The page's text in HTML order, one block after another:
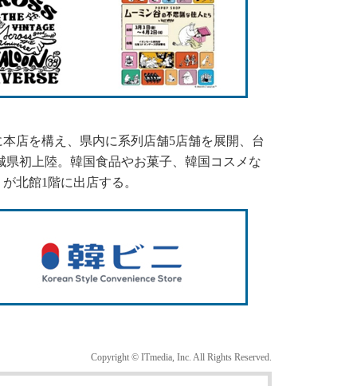
店を構え、県内に系列店舗5店舗を展開、台
初上陸。韓国食品やお菓子、韓国コスメな
北館1階に出店する。
Copyright © ITmedia, Inc. All Rights Reserved.